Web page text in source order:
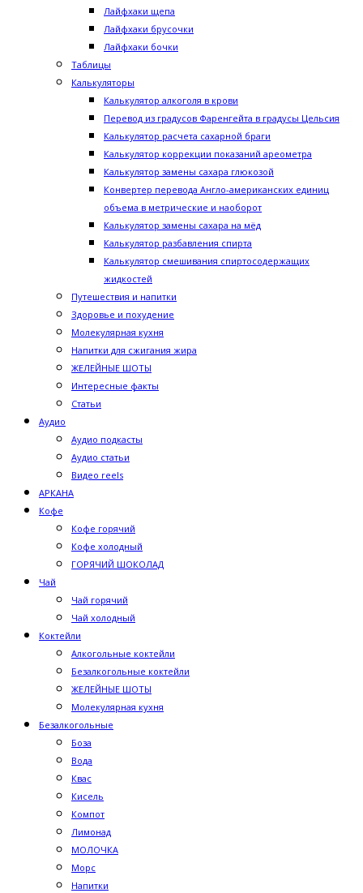
Лайфхаки щепа
Лайфхаки брусочки
Лайфхаки бочки
Таблицы
Калькуляторы
Калькулятор алкоголя в крови
Перевод из градусов Фаренгейта в градусы Цельсия
Калькулятор расчета сахарной браги
Калькулятор коррекции показаний ареометра
Калькулятор замены сахара глюкозой
Конвертер перевода Англо-американских единиц
объема в метрические и наоборот
Калькулятор замены сахара на мёд
Калькулятор разбавления спирта
Калькулятор смешивания спиртосодержащих
жидкостей
Путешествия и напитки
Здоровье и похудение
Молекулярная кухня
Напитки для сжигания жира
ЖЕЛЕЙНЫЕ ШОТЫ
Интересные факты
Статьи
Аудио
Аудио подкасты
Аудио статьи
Видео reels
АРКАНА
Кофе
Кофе горячий
Кофе холодный
ГОРЯЧИЙ ШОКОЛАД
Чай
Чай горячий
Чай холодный
Коктейли
Алкогольные коктейли
Безалкогольные коктейли
ЖЕЛЕЙНЫЕ ШОТЫ
Молекулярная кухня
Безалкогольные
Боза
Вода
Квас
Кисель
Компот
Лимонад
МОЛОЧКА
Морс
Напитки